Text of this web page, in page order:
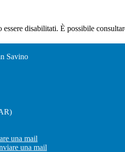
disabilitati. È possibile
Savino
una mail
una mail